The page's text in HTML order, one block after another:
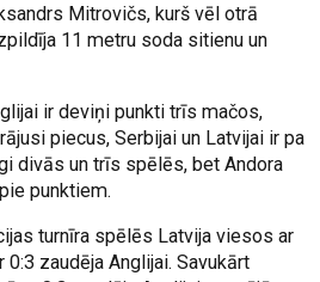
Mitrovičs, kurš vēl otrā
11 metru soda sitienu un
ir deviņi punkti trīs mačos,
piecus, Serbijai un Latvijai ir pa
divās un trīs spēlēs, bet Andora
punktiem.
turnīra spēlēs Latvija viesos ar
0:3 zaudēja Anglijai. Savukārt